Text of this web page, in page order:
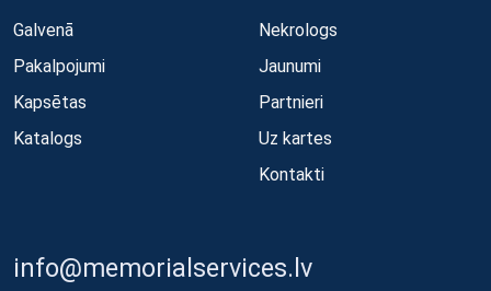
Galvenā
Pakalpojumi
Kapsētas
Katalogs
Nekrologs
Jaunumi
Partnieri
Uz kartes
Kontakti
info@memorialservices.lv